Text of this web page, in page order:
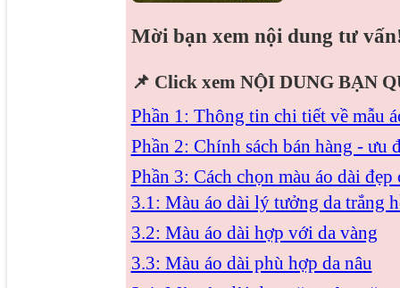
Mời bạn xem nội dung tư
📌 Click xem NỘI DUNG BẠN
Phần 1: Thông tin chi tiết về mẫu
Phần 2: Chính sách bán hàng - ưu
Phần 3: Cách chọn màu áo dài
3.1: Màu áo dài lý tưởng da trắng
3.2: Màu áo dài hợp với da vàng
3.3: Màu áo dài phù hợp da nâu